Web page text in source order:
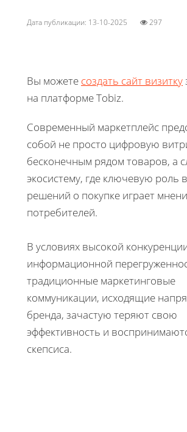
Дата публикации: 13-10-2025 297
Вы можете создать сайт визитку
на платформе Tobiz.
Современный маркетплейс
собой не просто цифровую
бесконечным рядом товаров, а
экосистему, где ключевую роль
решений о покупке играет
потребителей.
В условиях высокой
информационной
традиционные маркетинговые
коммуникации, исходящие
бренда, зачастую теряют свою
эффективность и
скепсиса.